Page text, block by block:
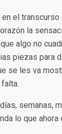
el
la
algo no
piezas para
se les va
semanas,
lo que ahora